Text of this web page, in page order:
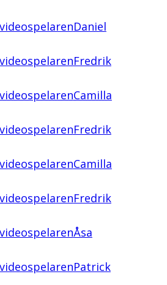
Daniel
Fredrik
Camilla
Fredrik
Camilla
Fredrik
Åsa
Patrick